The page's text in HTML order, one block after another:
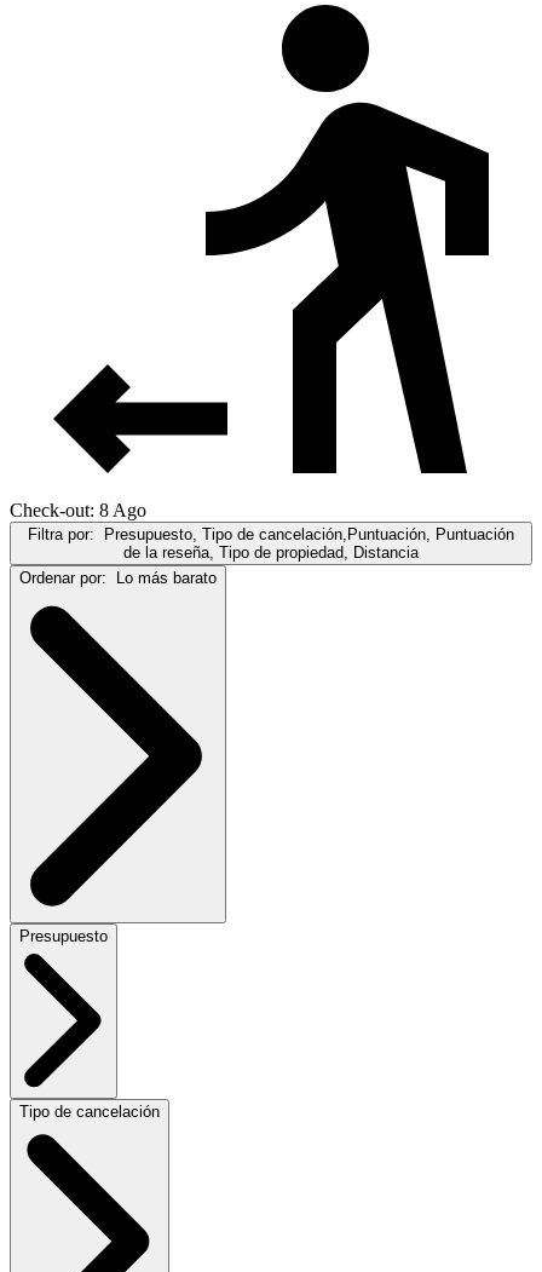
Check-out: 8 Ago
Filtra por:
Presupuesto, Tipo de cancelación,Puntuación, Puntuación
de la reseña, Tipo de propiedad, Distancia
Ordenar por:
Lo más barato
Presupuesto
Tipo de cancelación